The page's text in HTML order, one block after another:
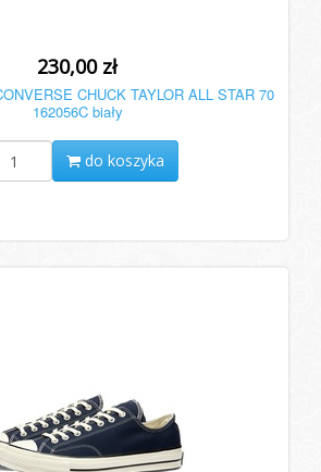
230,00 zł
CHUCK TAYLOR ALL STAR 70
162056C biały
do koszyka